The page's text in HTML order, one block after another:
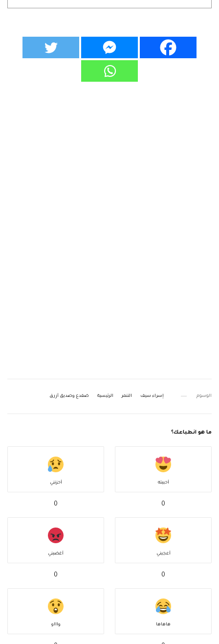
الوسوم إسراء سيف التنمر الرئيسية ضفدع وصديق أزرق
ما هو انطباعك؟
أحببته
0
أحزنني
0
أعجبني
0
أغضبني
0
هاهاها واااو